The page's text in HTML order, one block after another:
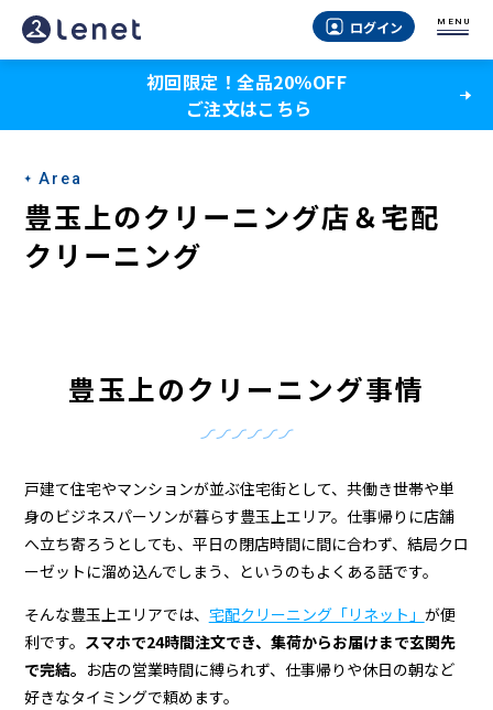
豊
玉
の
ク
リ
ー
宅
配
ク
リ
ー
ニ
ログイン MENU
初回限定！全品20％OFF
ご注文はこちら
Area
豊玉上のクリーニング店＆宅配
クリーニング
豊玉上のクリーニング事情
戸建て住宅やマンションが並ぶ住宅街として、共働き世帯や単
身のビジネスパーソンが暮らす豊玉上エリア。仕事帰りに店舗
へ立ち寄ろうとしても、平日の閉店時間に間に合わず、結局クロ
ーゼットに溜め込んでしまう、というのもよくある話です。
そんな豊玉上エリアでは、 宅配クリーニング「リネット」 が便
利です。 スマホで24時間注文でき、集荷からお届けまで玄関先
で完結。 お店の営業時間に縛られず、仕事帰りや休日の朝など
好きなタイミングで頼めます。